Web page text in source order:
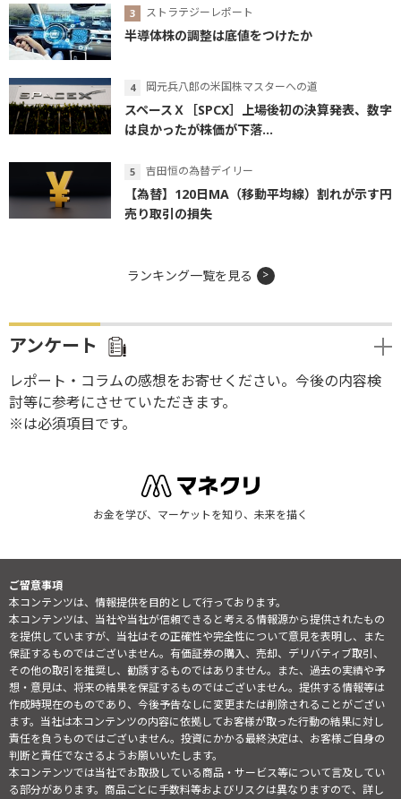
ストラテジーレポート
半導体株の調整は底値をつけたか
岡元兵八郎の米国株マスターへの道
スペースＸ［SPCX］上場後初の決算発表、数字
は良かったが株価が下落...
吉田恒の為替デイリー
【為替】120日MA（移動平均線）割れが示す円
売り取引の損失
ランキング一覧を見る
アンケート
レポート・コラムの感想をお寄せください。今後の内容検
討等に参考にさせていただきます。
※は必須項目です。
お金を学び、マーケットを知り、未来を描く
ご留意事項
本コンテンツは、情報提供を目的として行っております。
本コンテンツは、当社や当社が信頼できると考える情報源から提供されたもの
を提供していますが、当社はその正確性や完全性について意見を表明し、また
保証するものではございません。有価証券の購入、売却、デリバティブ取引、
その他の取引を推奨し、勧誘するものではありません。また、過去の実績や予
想・意見は、将来の結果を保証するものではございません。提供する情報等は
作成時現在のものであり、今後予告なしに変更または削除されることがござい
ます。当社は本コンテンツの内容に依拠してお客様が取った行動の結果に対し
責任を負うものではございません。投資にかかる最終決定は、お客様ご自身の
判断と責任でなさるようお願いいたします。
本コンテンツでは当社でお取扱している商品・サービス等について言及してい
る部分があります。商品ごとに手数料等およびリスクは異なりますので、詳し